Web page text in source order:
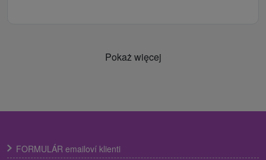
Pokaż więcej
FORMULÁR emailoví klienti